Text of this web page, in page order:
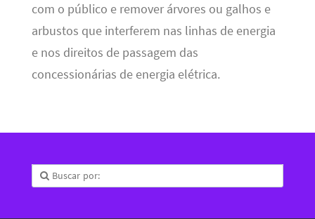
com o público e remover árvores ou galhos e
arbustos que interferem nas linhas de energia
e nos direitos de passagem das
concessionárias de energia elétrica.